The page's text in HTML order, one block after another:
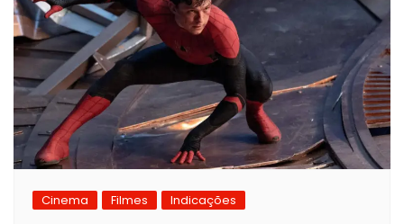
Cinema Filmes Indicações